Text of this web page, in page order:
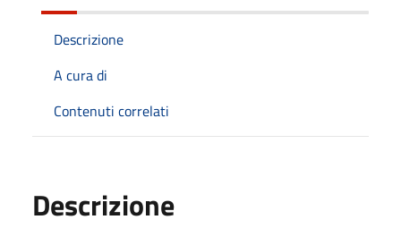
Descrizione
A cura di
Contenuti correlati
Descrizione